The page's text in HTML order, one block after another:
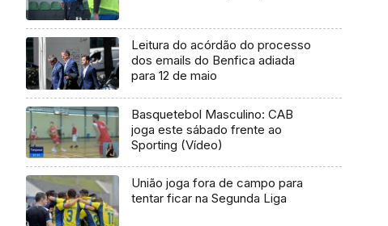
Leitura do acórdão do processo
dos emails do Benfica adiada
para 12 de maio
Basquetebol Masculino: CAB
joga este sábado frente ao
Sporting (Vídeo)
União joga fora de campo para
tentar ficar na Segunda Liga